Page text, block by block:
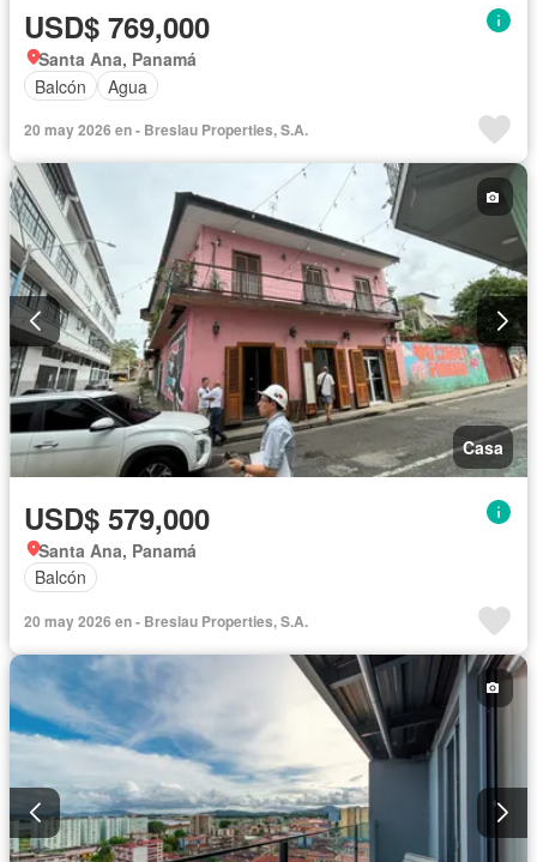
USD$ 769,000
Santa Ana, Panamá
Balcón
Agua
20 may 2026 en - Breslau Properties, S.A.
Casa
USD$ 579,000
Santa Ana, Panamá
Balcón
20 may 2026 en - Breslau Properties, S.A.